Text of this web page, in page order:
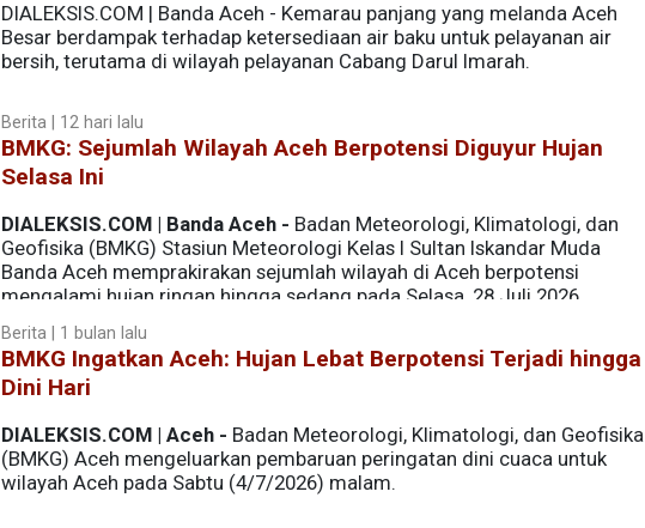
DIALEKSIS.COM | Banda Aceh - Kemarau panjang yang melanda Aceh
Besar berdampak terhadap ketersediaan air baku untuk pelayanan air
bersih, terutama di wilayah pelayanan Cabang Darul Imarah.
Berita | 12 hari lalu
BMKG: Sejumlah Wilayah Aceh Berpotensi Diguyur Hujan
Selasa Ini
DIALEKSIS.COM | Banda Aceh - Badan Meteorologi, Klimatologi, dan
Geofisika (BMKG) Stasiun Meteorologi Kelas I Sultan Iskandar Muda
Banda Aceh memprakirakan sejumlah wilayah di Aceh berpotensi
mengalami hujan ringan hingga sedang pada Selasa, 28 Juli 2026.
Berita | 1 bulan lalu
BMKG Ingatkan Aceh: Hujan Lebat Berpotensi Terjadi hingga
Dini Hari
DIALEKSIS.COM | Aceh - Badan Meteorologi, Klimatologi, dan Geofisika
(BMKG) Aceh mengeluarkan pembaruan peringatan dini cuaca untuk
wilayah Aceh pada Sabtu (4/7/2026) malam.